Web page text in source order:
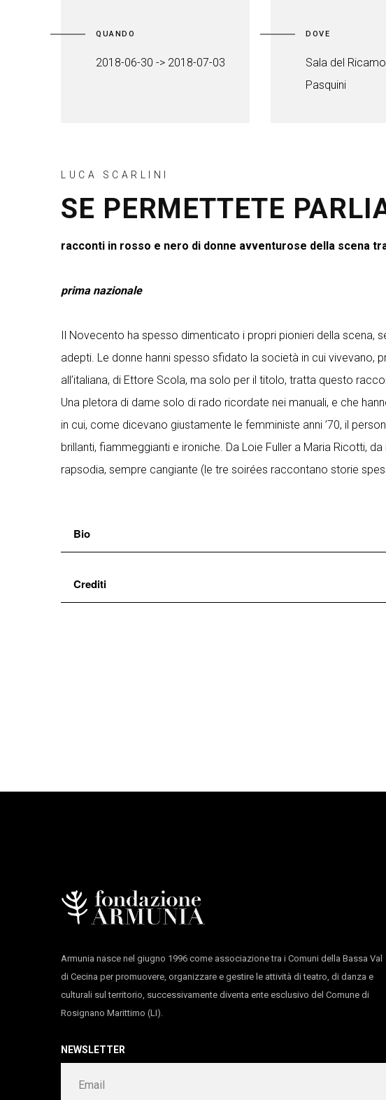
QUANDO
2018-06-30 -> 2018-07-03
DOVE
Sala del
Pasquini
LUCA SCARLINI
SE PERMETTETE
racconti in rosso e nero di donne avventurose della scena tra
prima nazionale
Il Novecento ha spesso dimenticato i propri pionieri della scena,
adepti. Le donne hanni spesso sfidato la società in cui vivevano,
all’italiana, di Ettore Scola, ma solo per il titolo, tratta questo
Una pletora di dame solo di rado ricordate nei manuali, e che
in cui, come dicevano giustamente le femministe anni ’70, il
brillanti, fiammeggianti e ironiche. Da Loie Fuller a Maria Ricotti,
rapsodia, sempre cangiante (le tre soirées raccontano storie
Bio
Luca Scarlini
suoi libri recenti: Il Caravaggio rubato (Sellerio), Bianco
Crediti
Armunia nasce nel giugno 1996 come associazione tra i Comuni della Bassa Val
di Cecina per promuovere, organizzare e gestire le attività di teatro, di danza e
culturali sul territorio, successivamente diventa ente esclusivo del Comune di
Rosignano Marittimo (LI).
NEWSLETTER